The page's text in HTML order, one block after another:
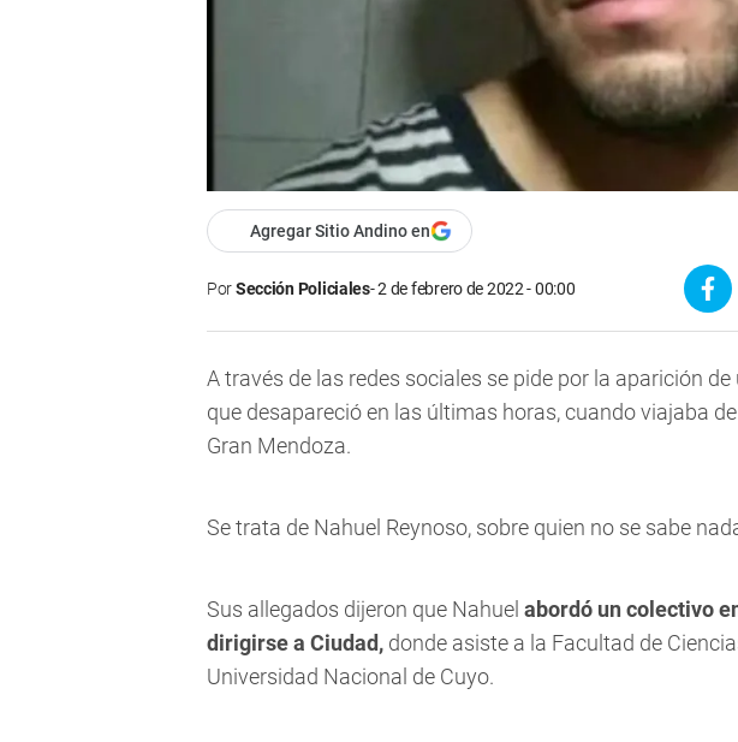
Agregar Sitio Andino en
PorSección Policiales 2 de febrero de 2022 - 00:00
A través de las redes sociales se pide por la aparición
que desapareció en las últimas horas, cuando viajaba
Gran Mendoza.
Se trata de Nahuel Reynoso, sobre quien no se sabe
Sus allegados dijeron que Nahuel abordó un colectivo
dirigirse a Ciudad, donde asiste a la Facultad de
Universidad Nacional de Cuyo.